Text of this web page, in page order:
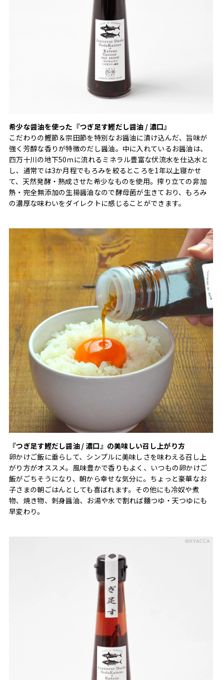
希少な醤油を使った『つぎ足す鰹だし醤油 / 濃口』
こだわりの鰹節＆宗田節を特別なお醤油に漬け込んだ、旨味が
強く芳醇な香りが特徴のだし醤油。中に入れているお醤油は、
四万十川の地下50ｍに流れるミネラル豊富な伏流水を仕込水と
し、通常では3か月程でもろみを絞るところを1年以上寝かせ
て、天然発酵・熟成させた希少なものを使用。搾り立ての非加
熱・完全無添加の生揚醤油なので酵母菌が生きており、もろみ
の濃厚な味わいをダイレクトに感じることができます。
『つぎ足す鰹だし醤油 / 濃口』の美味しい召し上がり方
卵かけご飯に垂らして、シンプルに美味しさを味わえる召し上
がり方がオススメ。風味豊かで香りもよく、いつもの卵かけご
飯がごちそうになり、朝から幸せな気分に。ちょっと豪華なお
子さまの朝ごはんとしても喜ばれます。その他にも冷奴や煮
物、焼き物、刺身醤油、お湯や水で割れば麵つゆ・天つゆにも
早変わり。